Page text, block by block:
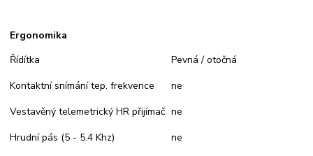
Ergonomika
Řídítka
Pevná / otočná
Kontaktní snímání tep. frekvence
ne
Vestavěný telemetrický HR přijímač ne
Hrudní pás (5 - 5.4 Khz)
ne